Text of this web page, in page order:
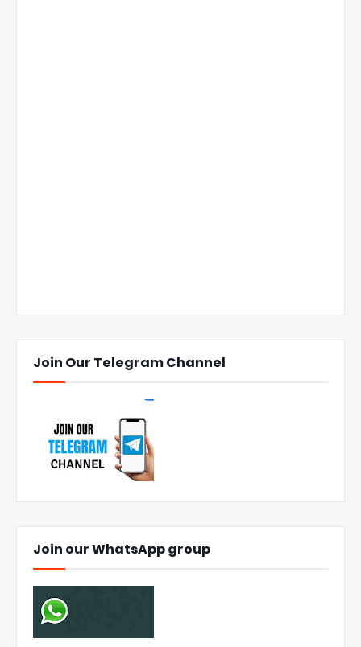
Join Our Telegram Channel
Join our WhatsApp group